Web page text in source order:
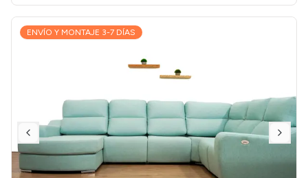
ENVÍO Y MONTAJE 3-7 DÍAS